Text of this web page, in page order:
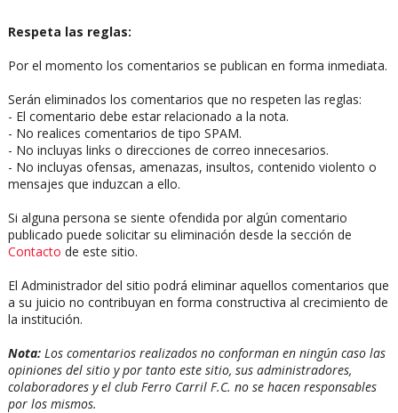
Respeta las reglas:
Por el momento los comentarios se publican en forma inmediata.
Serán eliminados los comentarios que no respeten las reglas:
- El comentario debe estar relacionado a la nota.
- No realices comentarios de tipo SPAM.
- No incluyas links o direcciones de correo innecesarios.
- No incluyas ofensas, amenazas, insultos, contenido violento o
mensajes que induzcan a ello.
Si alguna persona se siente ofendida por algún comentario
publicado puede solicitar su eliminación desde la sección de
Contacto de este sitio.
El Administrador del sitio podrá eliminar aquellos comentarios que
a su juicio no contribuyan en forma constructiva al crecimiento de
la institución.
Nota:Los comentarios realizados no conforman en ningún caso las
opiniones del sitio y por tanto este sitio, sus administradores,
colaboradores y el club Ferro Carril F.C. no se hacen responsables
por los mismos.